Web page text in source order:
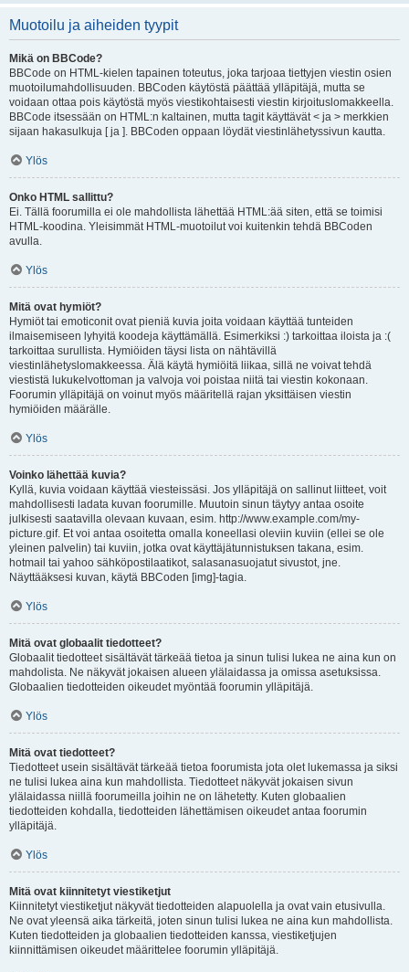
Muotoilu ja aiheiden tyypit
Mikä on BBCode?
BBCode on HTML-kielen tapainen toteutus, joka tarjoaa tiettyjen viestin osien
muotoilumahdollisuuden. BBCoden käytöstä päättää ylläpitäjä, mutta se
voidaan ottaa pois käytöstä myös viestikohtaisesti viestin kirjoituslomakkeella.
BBCode itsessään on HTML:n kaltainen, mutta tagit käyttävät < ja > merkkien
sijaan hakasulkuja [ ja ]. BBCoden oppaan löydät viestinlähetyssivun kautta.
Ylös
Onko HTML sallittu?
Ei. Tällä foorumilla ei ole mahdollista lähettää HTML:ää siten, että se toimisi
HTML-koodina. Yleisimmät HTML-muotoilut voi kuitenkin tehdä BBCoden
avulla.
Ylös
Mitä ovat hymiöt?
Hymiöt tai emoticonit ovat pieniä kuvia joita voidaan käyttää tunteiden
ilmaisemiseen lyhyitä koodeja käyttämällä. Esimerkiksi :) tarkoittaa iloista ja :(
tarkoittaa surullista. Hymiöiden täysi lista on nähtävillä
viestinlähetyslomakkeessa. Älä käytä hymiöitä liikaa, sillä ne voivat tehdä
viestistä lukukelvottoman ja valvoja voi poistaa niitä tai viestin kokonaan.
Foorumin ylläpitäjä on voinut myös määritellä rajan yksittäisen viestin
hymiöiden määrälle.
Ylös
Voinko lähettää kuvia?
Kyllä, kuvia voidaan käyttää viesteissäsi. Jos ylläpitäjä on sallinut liitteet, voit
mahdollisesti ladata kuvan foorumille. Muutoin sinun täytyy antaa osoite
julkisesti saatavilla olevaan kuvaan, esim. http://www.example.com/my-
picture.gif. Et voi antaa osoitetta omalla koneellasi oleviin kuviin (ellei se ole
yleinen palvelin) tai kuviin, jotka ovat käyttäjätunnistuksen takana, esim.
hotmail tai yahoo sähköpostilaatikot, salasanasuojatut sivustot, jne.
Näyttääksesi kuvan, käytä BBCoden [img]-tagia.
Ylös
Mitä ovat globaalit tiedotteet?
Globaalit tiedotteet sisältävät tärkeää tietoa ja sinun tulisi lukea ne aina kun on
mahdolista. Ne näkyvät jokaisen alueen ylälaidassa ja omissa asetuksissa.
Globaalien tiedotteiden oikeudet myöntää foorumin ylläpitäjä.
Ylös
Mitä ovat tiedotteet?
Tiedotteet usein sisältävät tärkeää tietoa foorumista jota olet lukemassa ja siksi
ne tulisi lukea aina kun mahdollista. Tiedotteet näkyvät jokaisen sivun
ylälaidassa niillä foorumeilla joihin ne on lähetetty. Kuten globaalien
tiedotteiden kohdalla, tiedotteiden lähettämisen oikeudet antaa foorumin
ylläpitäjä.
Ylös
Mitä ovat kiinnitetyt viestiketjut
Kiinnitetyt viestiketjut näkyvät tiedotteiden alapuolella ja ovat vain etusivulla.
Ne ovat yleensä aika tärkeitä, joten sinun tulisi lukea ne aina kun mahdollista.
Kuten tiedotteiden ja globaalien tiedotteiden kanssa, viestiketjujen
kiinnittämisen oikeudet määrittelee foorumin ylläpitäjä.